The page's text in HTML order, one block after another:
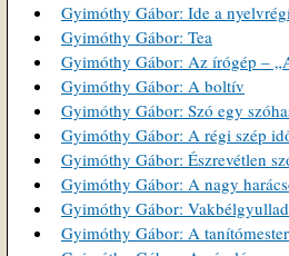
Gyimóthy Gábor: Ide a
Gyimóthy Gábor: Tea
Gyimóthy Gábor: Az írógép –
Gyimóthy Gábor: A boltív
Gyimóthy Gábor: Szó egy
Gyimóthy Gábor: A régi szép
Gyimóthy Gábor: Észrevétlen
Gyimóthy Gábor: A nagy
Gyimóthy Gábor:
Gyimóthy Gábor: A